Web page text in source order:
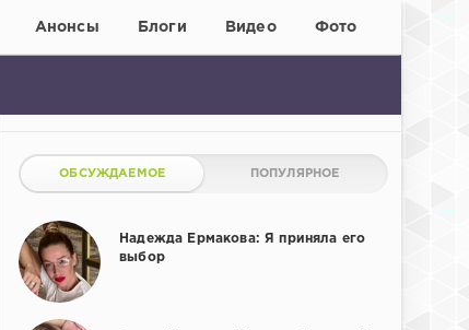
Анонсы Блоги Видео Фото
ОБСУЖДАЕМОЕ ПОПУЛЯРНОЕ
Надежда Ермакова: Я приняла его
выбор